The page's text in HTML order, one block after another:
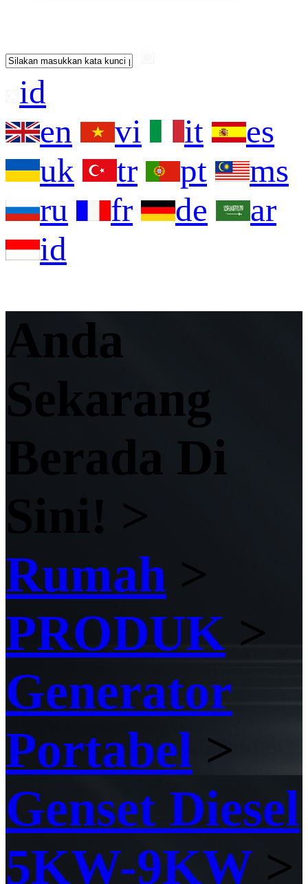
id
en
vi it
es
uk
tr pt
ms
ru
fr de
ar
id
Anda
Sekarang
Berada Di
Sini! >
Rumah >
PRODUK >
Generator
Portabel >
Genset Diesel
5KW-9KW >